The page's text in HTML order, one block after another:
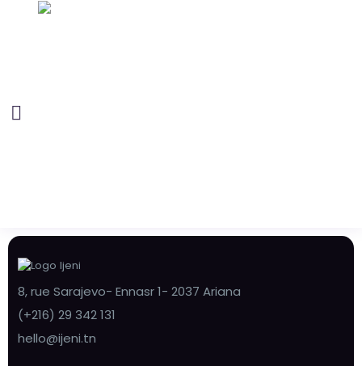
8, rue Sarajevo- Ennasr 1- 2037 Ariana
(+216) 29 342 131
hello@ijeni.tn